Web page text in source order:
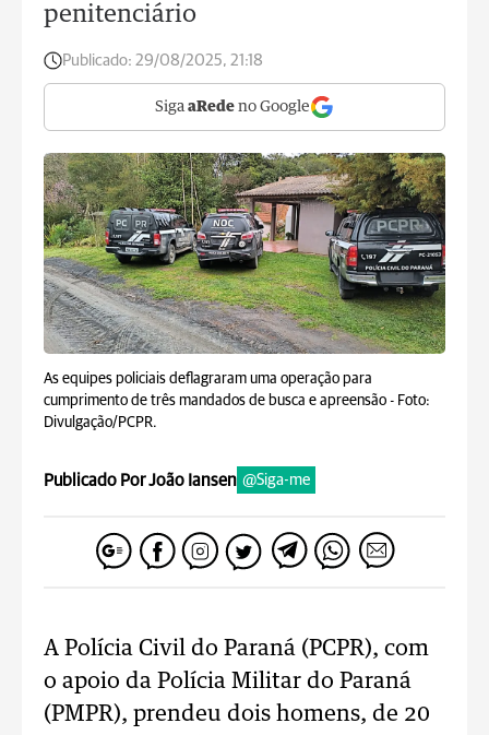
penitenciário
Publicado: 29/08/2025, 21:18
Siga aRede no Google
As equipes policiais deflagraram uma operação para
cumprimento de três mandados de busca e apreensão - Foto:
Divulgação/PCPR.
Publicado Por João Iansen @Siga-me
A Polícia Civil do Paraná (PCPR), com
o apoio da Polícia Militar do Paraná
(PMPR), prendeu dois homens, de 20